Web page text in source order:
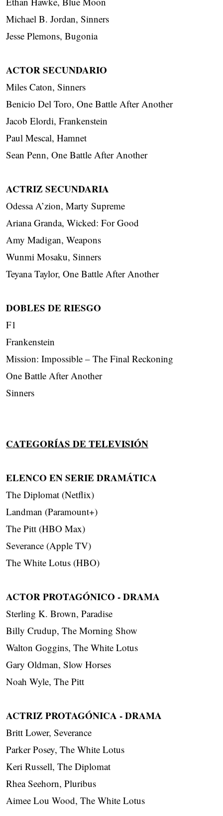
Michael B. Jordan, Sinners
Jesse Plemons, Bugonia
ACTOR SECUNDARIO
Miles Caton, Sinners
Benicio Del Toro, One Battle After Another
Jacob Elordi, Frankenstein
Paul Mescal, Hamnet
Sean Penn, One Battle After Another
ACTRIZ SECUNDARIA
Odessa A’zion, Marty Supreme
Ariana Granda, Wicked: For Good
Amy Madigan, Weapons
Wunmi Mosaku, Sinners
Teyana Taylor, One Battle After Another
DOBLES DE RIESGO
F1
Frankenstein
Mission: Impossible – The Final Reckoning
One Battle After Another
Sinners
CATEGORÍAS DE TELEVISIÓN
ELENCO EN SERIE DRAMÁTICA
The Diplomat (Netflix)
Landman (Paramount+)
The Pitt (HBO Max)
Severance (Apple TV)
The White Lotus (HBO)
ACTOR PROTAGÓNICO - DRAMA
Sterling K. Brown, Paradise
Billy Crudup, The Morning Show
Walton Goggins, The White Lotus
Gary Oldman, Slow Horses
Noah Wyle, The Pitt
ACTRIZ PROTAGÓNICA - DRAMA
Britt Lower, Severance
Parker Posey, The White Lotus
Keri Russell, The Diplomat
Rhea Seehorn, Pluribus
Aimee Lou Wood, The White Lotus